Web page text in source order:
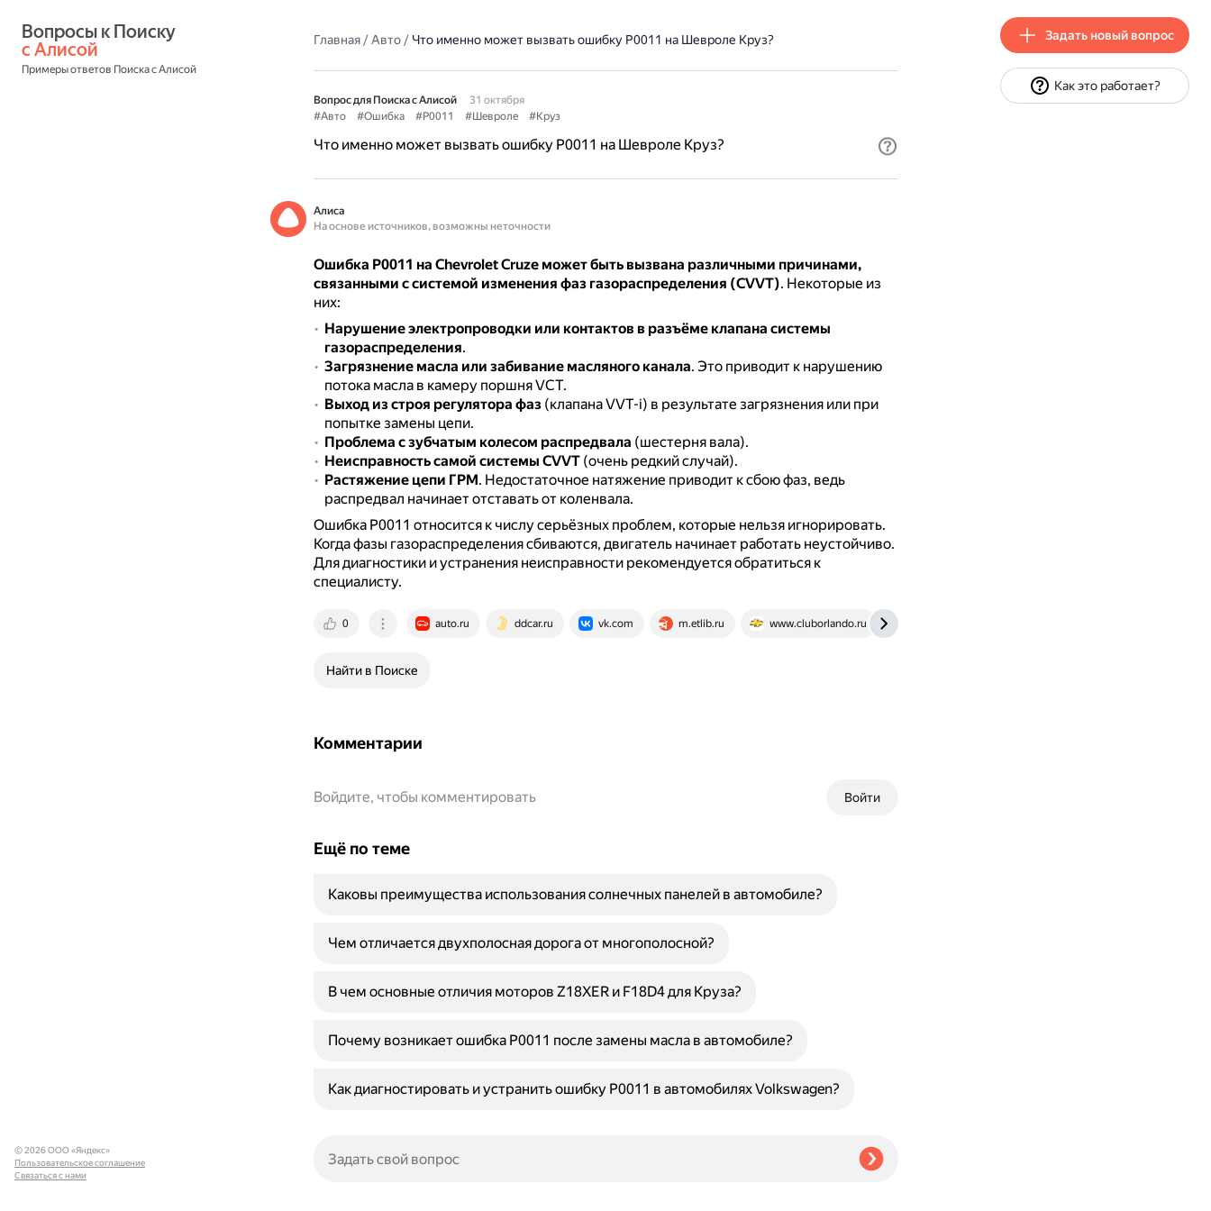
с Алисой
Примеры ответов Поиска с Алисой
Главная/Авто/ Что именно может вызвать ошибку P0011 на Шевроле Круз?
Вопрос для Поиска с Алисой
31 октября
#Авто
#Ошибка #P0011 #Шевроле #Круз
Что именно может вызвать ошибку P0011 на Шевроле Круз?
Алиса
На основе источников, возможны неточности
Ошибка P0011 на Chevrolet Cruze может быть вызвана различными причинами,
связанными с системой изменения фаз газораспределения (CVVT). Некоторые из
них:
Нарушение электропроводки или контактов в разъёме клапана системы
газораспределения.
Загрязнение масла или забивание масляного канала. Это приводит к нарушению
потока масла в камеру поршня VCT.
Выход из строя регулятора фаз(клапана VVT-i) в результате загрязнения или при
попытке замены цепи.
Проблема с зубчатым колесом распредвала (шестерня вала).
Неисправность самой системы CVVT(очень редкий случай).
Растяжение цепи ГРМ. Недостаточное натяжение приводит к сбою фаз, ведь
распредвал начинает отставать от коленвала.
Ошибка P0011 относится к числу серьёзных проблем, которые нельзя игнорировать.
Когда фазы газораспределения сбиваются, двигатель начинает работать неустойчиво.
Для диагностики и устранения неисправности рекомендуется обратиться к
специалисту.
0 auto.ru ddcar.ru vk.com m.etlib.ru www.cluborlando.ru
Найти в Поиске
Комментарии
Войти
Войдите, чтобы комментировать
Ещё по теме
Каковы преимущества использования солнечных панелей в автомобиле?
Чем отличается двухполосная дорога от многополосной?
В чем основные отличия моторов Z18XER и F18D4 для Круза?
Почему возникает ошибка P0011 после замены масла в автомобиле?
Как диагностировать и устранить ошибку P0011 в автомобилях Volkswagen?
© 2026 ООО «Яндекс»
Пользовательское соглашение
Связаться с нами
Задать новый вопрос
Как это работает?